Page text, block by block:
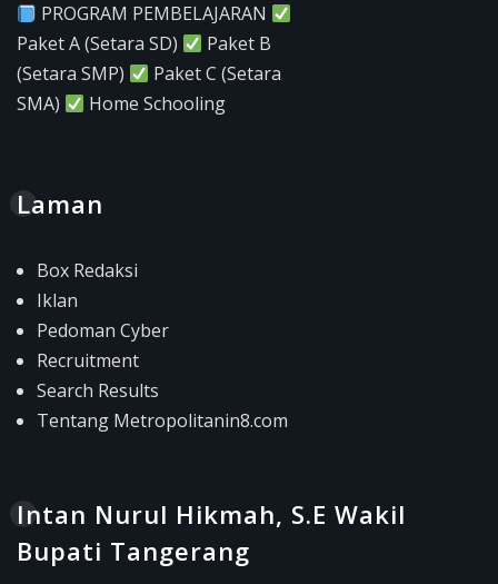
PROGRAM PEMBELAJARAN
Paket A (Setara SD)
Paket B
(Setara SMP)
Paket C (Setara
SMA)
Home Schooling
Laman
Box Redaksi
Iklan
Pedoman Cyber
Recruitment
Search Results
Tentang Metropolitanin8.com
Intan Nurul Hikmah, S.E Wakil
Bupati Tangerang